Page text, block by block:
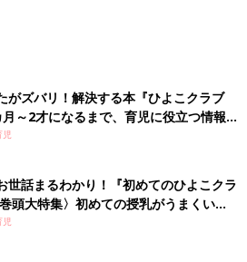
けではなく、全身を抱きかかえないと
がズバリ！解決する本『ひよこクラブ
～2才になるまで、育児に役立つ情報が
児
世話まるわかり！『初めてのひよこクラ
頭大特集〉初めての授乳がうまくい
・ミルクの基本と夏のトラブル 解決テ
児